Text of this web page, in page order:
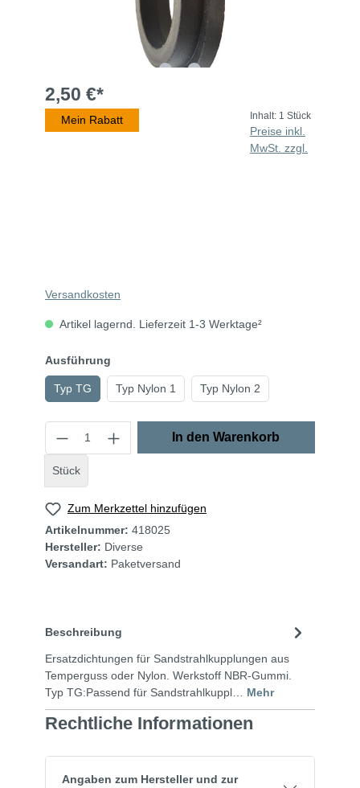
2,50 €*
Mein Rabatt Inhalt: 1 Stück
Preise inkl.
MwSt. zzgl.
Versandkosten
Artikel lagernd. Lieferzeit 1-3 Werktage²
Ausführung
Typ TG Typ Nylon 1 Typ Nylon 2
Stück
In den Warenkorb
Zum Merkzettel hinzufügen
Artikelnummer: 418025
Hersteller: Diverse
Versandart: Paketversand
Beschreibung
Ersatzdichtungen für Sandstrahlkupplungen aus
Temperguss oder Nylon. Werkstoff NBR-Gummi.
Typ TG:Passend für Sandstrahlkuppl… Mehr
Rechtliche Informationen
Angaben zum Hersteller und zur